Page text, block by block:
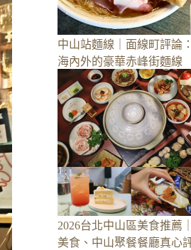
中山站麵線｜面線町評論
海內外的豪華赤峰街麵線
2026台北中山區美食推薦
美食、中山聚餐餐廳真心